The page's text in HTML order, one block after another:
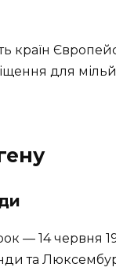
країн
для
— 14 червня
та